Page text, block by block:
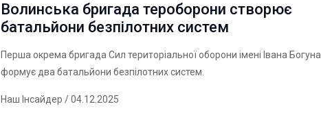
Волинська бригада тероборони створює
батальйони безпілотних систем
Перша окрема бригада Сил територіальної оборони імені Івана Богуна
формує два батальйони безпілотних систем.
Наш Інсайдер / 04.12.2025